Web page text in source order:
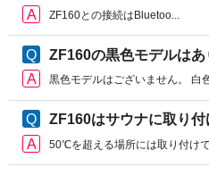
ZF160との接続はBluetoo...
ZF160の黒色モデルはあ
黒色モデルはございません。 白
ZF160はサウナに取り付
50℃を超える場所には取り付けで